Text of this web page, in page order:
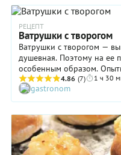
РЕЦЕПТ
Ватрушки с творогом
Ватрушки с творогом —
душевная. Поэтому на ее
особенным образом.
дрожжевое тесто
им занимается. Возможно,
отмеривании
конечно, никак не
перед началом
достигнуть если не дзена,
4.86 (7) 1 ч 30
gastronom